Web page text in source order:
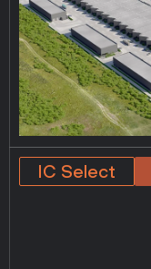
IC Select